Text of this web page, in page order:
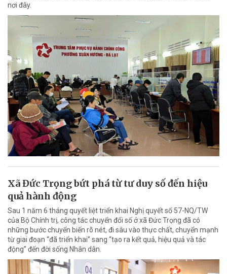
nơi đây.
Xã Đức Trọng bứt phá từ tư duy số đến hiệu
quả hành động
Sau 1 năm 6 tháng quyết liệt triển khai Nghị quyết số 57-NQ/TW
của Bộ Chính trị, công tác chuyển đổi số ở xã Đức Trọng đã có
những bước chuyển biến rõ nét, đi sâu vào thực chất, chuyển mạnh
từ giai đoạn “đã triển khai” sang “tạo ra kết quả, hiệu quả và tác
động” đến đời sống Nhân dân.